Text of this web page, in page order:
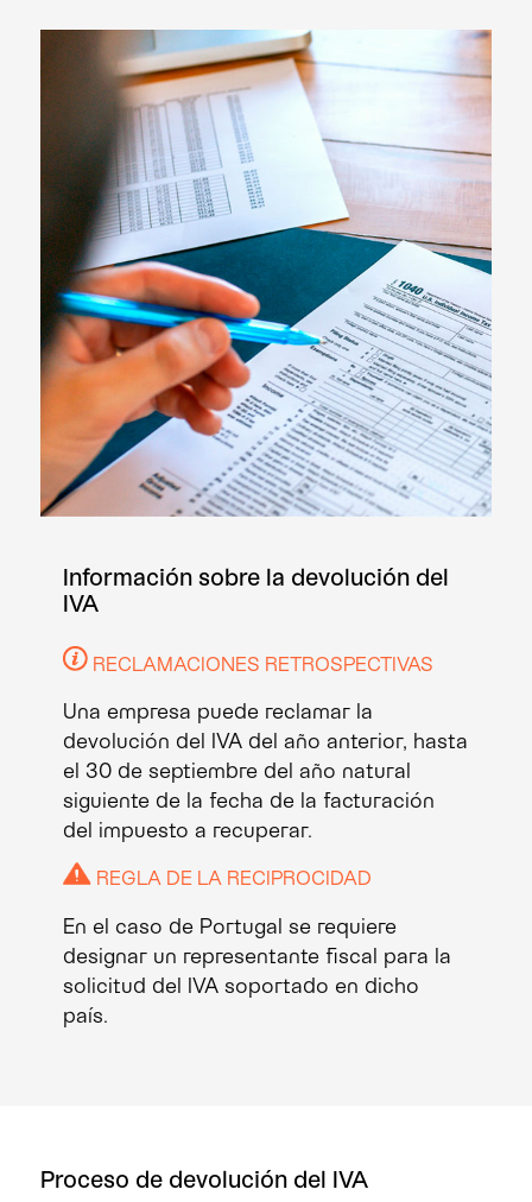
Información sobre la devolución del
IVA
RECLAMACIONES RETROSPECTIVAS
Una empresa puede reclamar la
devolución del IVA del año anterior, hasta
el 30 de septiembre del año natural
siguiente de la fecha de la facturación
del impuesto a recuperar.
REGLA DE LA RECIPROCIDAD
En el caso de Portugal se requiere
designar un representante fiscal para la
solicitud del IVA soportado en dicho
país.
Proceso de devolución del IVA